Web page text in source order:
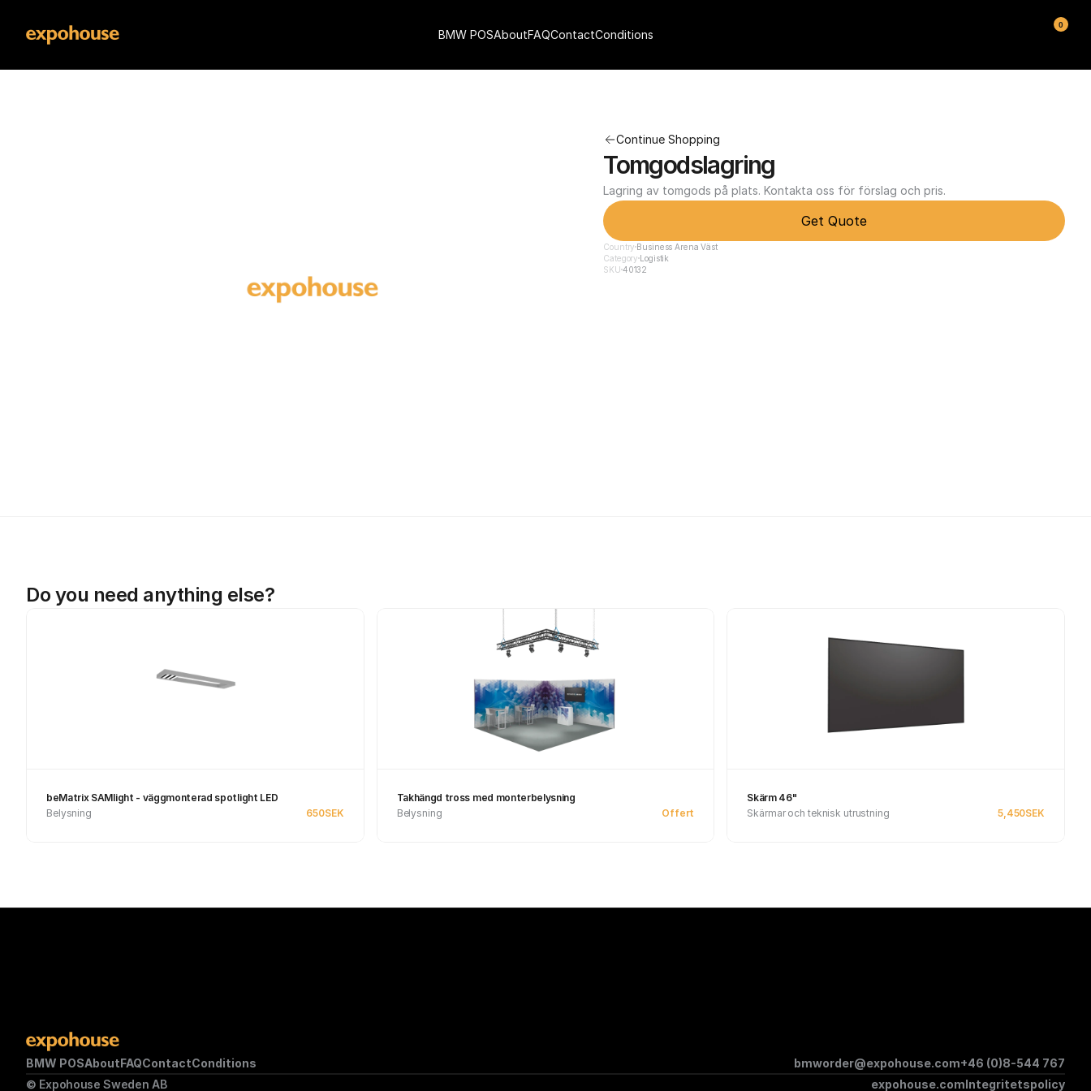
Continue Shopping
Tomgodslagring
Lagring av tomgods på plats. Kontakta oss för förslag och pris.
Get Quote
Country Business Arena Väst
Category Logistik
SKU 40132
Do you need anything else?
beMatrix SAMlight - väggmonterad spotlight LED
Belysning
650SEK
Takhängd tross med monterbelysning
Belysning
Offert
Skärm 46"
Skärmar och teknisk utrustning
5,450SEK
BMW POSAboutFAQContactConditions bmworder@expohouse.com+46 (0)8-544 767
© Expohouse Sweden AB
expohouse.comIntegritetspolicy
BMW POSAboutFAQContactConditions
0